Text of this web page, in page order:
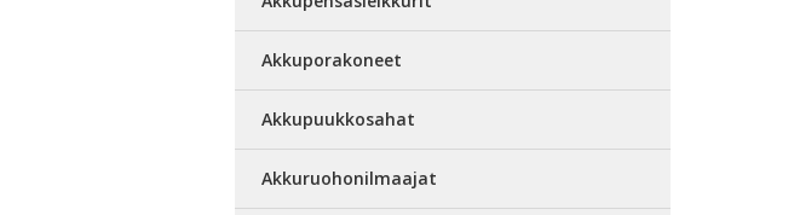
Akkuporakoneet
Akkupuukkosahat
Akkuruohonilmaajat